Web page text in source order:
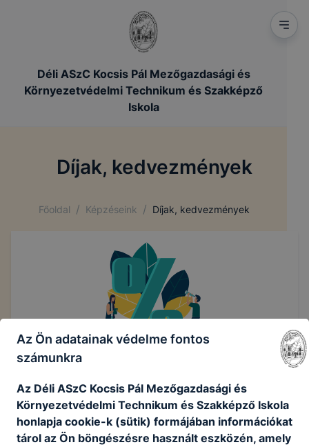
Déli ASzC Kocsis Pál Mezőgazdasági és
Környezetvédelmi Technikum és Szakképző
Iskola
Díjak, kedvezmények
Főoldal / Képzéseink / Díjak, kedvezmények
Díjakról érdeklődjön a
kapcsolattartónál!
Felnőttképzési kapcsolattartó:
Az Ön adatainak védelme fontos
számunkra
Az Déli ASzC Kocsis Pál Mezőgazdasági és
Környezetvédelmi Technikum és Szakképző Iskola
honlapja cookie-k (sütik) formájában információkat
tárol az Ön böngészésre használt eszközén, amely